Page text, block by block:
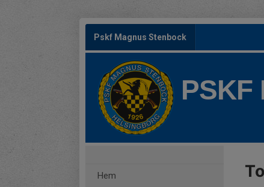
Pskf Magnus Stenbock
PSKF
Hem